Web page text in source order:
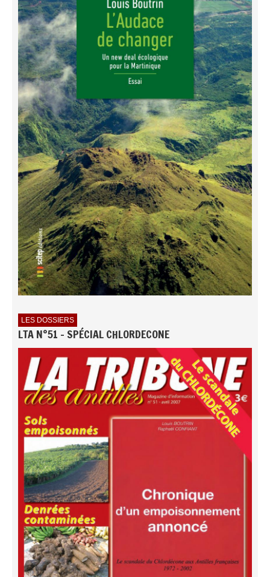
LES DOSSIERS
LTA N°51 - SPÉCIAL CHLORDECONE